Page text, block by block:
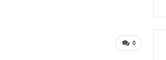
0